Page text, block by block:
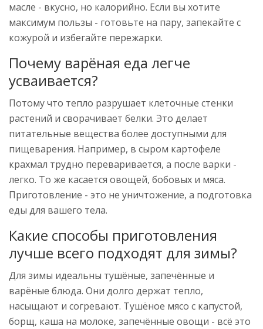
масле - вкусно, но калорийно. Если вы хотите
максимум пользы - готовьте на пару, запекайте с
кожурой и избегайте пережарки.
Почему варёная еда легче
усваивается?
Потому что тепло разрушает клеточные стенки
растений и сворачивает белки. Это делает
питательные вещества более доступными для
пищеварения. Например, в сыром картофеле
крахмал трудно переваривается, а после варки -
легко. То же касается овощей, бобовых и мяса.
Приготовление - это не уничтожение, а подготовка
еды для вашего тела.
Какие способы приготовления
лучше всего подходят для зимы?
Для зимы идеальны тушёные, запечённые и
варёные блюда. Они долго держат тепло,
насыщают и согревают. Тушёное мясо с капустой,
борщ, каша на молоке, запечённые овощи - всё это